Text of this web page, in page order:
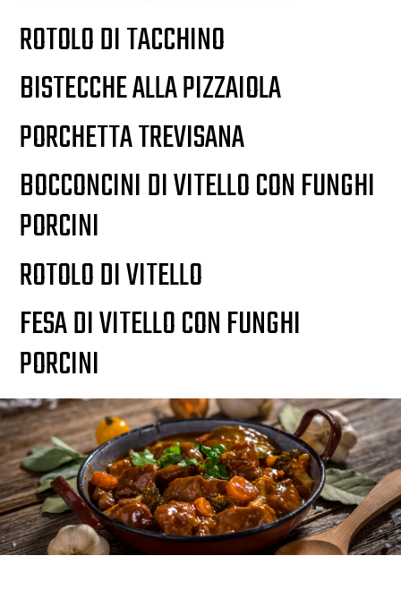
ROTOLO DI TACCHINO
BISTECCHE ALLA PIZZAIOLA
PORCHETTA TREVISANA
BOCCONCINI DI VITELLO CON FUNGHI
PORCINI
ROTOLO DI VITELLO
FESA DI VITELLO CON FUNGHI
PORCINI